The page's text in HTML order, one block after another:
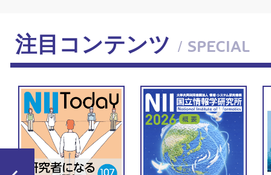
注目コンテンツ / SPECIAL